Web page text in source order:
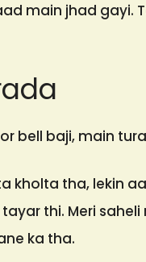
main jhad gayi.
bell baji, main
kholta tha, lekin
thi. Meri
ka tha.